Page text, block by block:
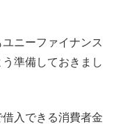
ニーファイナンス
準備しておきまし
入できる消費者金